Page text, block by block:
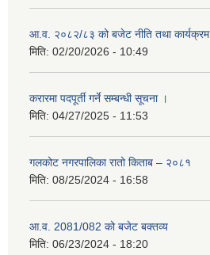
आ.व. २०८२/८३ को बजेट नीति तथा कार्यक्रम
मिति: 02/20/2026 - 10:49
करारमा पदपूर्ती गर्ने सम्बन्धी सूचना ।
मिति: 04/27/2025 - 11:53
गलकोट नगरपालिका रातो किताब – २०८१
मिति: 08/25/2024 - 16:58
आ.व. 2081/082 को बजेट बक्तव्य
मिति: 06/23/2024 - 18:20